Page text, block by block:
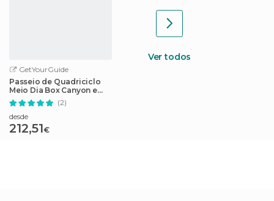
GetYourGuide
Passeio de Quadriciclo
Meio Dia Box Canyon e
Montanhas Pinal
(2)
desde
212,51€
Ver todos